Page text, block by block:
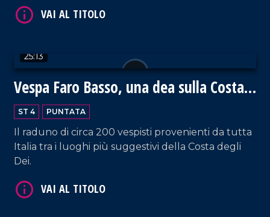
25:13
Vespa Faro Basso, una dea sulla Costa
degli Dei
ST 4 PUNTATA
Il raduno di circa 200 vespisti provenienti da tutta
Italia tra i luoghi più suggestivi della Costa degli
Dei.
VAI AL TITOLO